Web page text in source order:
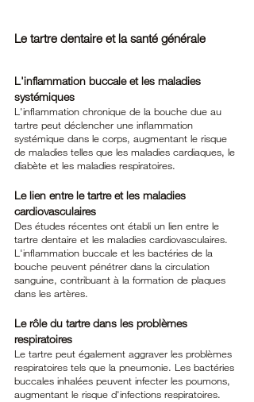
Le tartre dentaire et la santé générale
L'inflammation buccale et les maladies
systémiques
L'inflammation chronique de la bouche due au
tartre peut déclencher une inflammation
systémique dans le corps, augmentant le risque
de maladies telles que les maladies cardiaques, le
diabète et les maladies respiratoires.
Le lien entre le tartre et les maladies
cardiovasculaires
Des études récentes ont établi un lien entre le
tartre dentaire et les maladies cardiovasculaires.
L'inflammation buccale et les bactéries de la
bouche peuvent pénétrer dans la circulation
sanguine, contribuant à la formation de plaques
dans les artères.
Le rôle du tartre dans les problèmes
respiratoires
Le tartre peut également aggraver les problèmes
respiratoires tels que la pneumonie. Les bactéries
buccales inhalées peuvent infecter les poumons,
augmentant le risque d'infections respiratoires.